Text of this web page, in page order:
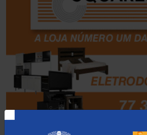
Boquira
Botuporã
Brasil
Brumado
Caculé